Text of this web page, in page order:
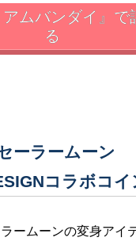
アムバンダイ』で
る
ーラームーン
コラボコイ
ームーンの変身アイ